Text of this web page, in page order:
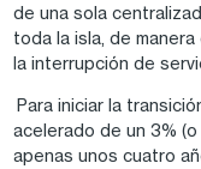
de una sola
toda la isla, de
la interrupción de
Para iniciar la
acelerado de un 3%
apenas unos cuatro